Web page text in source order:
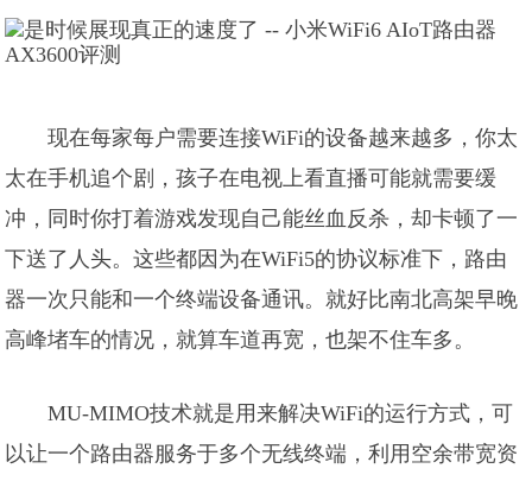
现在每家每户需要连接WiFi的设备越来越多，你太
太在手机追个剧，孩子在电视上看直播可能就需要缓
冲，同时你打着游戏发现自己能丝血反杀，却卡顿了一
下送了人头。这些都因为在WiFi5的协议标准下，路由
器一次只能和一个终端设备通讯。就好比南北高架早晚
高峰堵车的情况，就算车道再宽，也架不住车多。
MU-MIMO技术就是用来解决WiFi的运行方式，可
以让一个路由器服务于多个无线终端，利用空余带宽资